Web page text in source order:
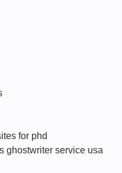
for phd
ghostwriter service usa